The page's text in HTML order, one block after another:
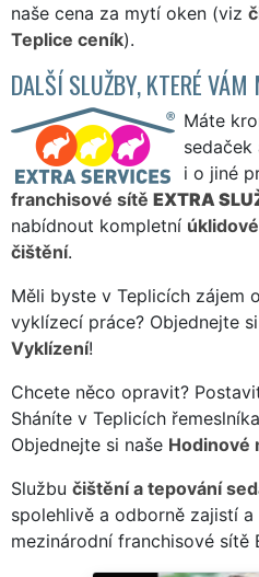
naše cena za mytí oken (viz
Teplice ceník).
DALŠÍ SLUŽBY, KTERÉ
Máte
sedaček
i o jiné
franchisové sítě EXTRA
nabídnout kompletní
čištění.
Měli byste v Teplicích zájem
vyklízecí práce? Objednejte
Vyklízení!
Chcete něco opravit?
Sháníte v Teplicích
Objednejte si naše Hodinové
Službu čištění a tepování
spolehlivě a odborně zajistí
mezinárodní franchisové sítě